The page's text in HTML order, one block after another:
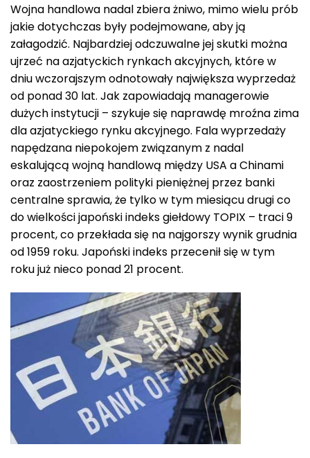
Wojna handlowa nadal zbiera żniwo, mimo wielu prób
jakie dotychczas były podejmowane, aby ją
załagodzić. Najbardziej odczuwalne jej skutki można
ujrzeć na azjatyckich rynkach akcyjnych, które w
dniu wczorajszym odnotowały największa wyprzedaż
od ponad 30 lat. Jak zapowiadają managerowie
dużych instytucji – szykuje się naprawdę mroźna zima
dla azjatyckiego rynku akcyjnego. Fala wyprzedaży
napędzana niepokojem związanym z nadal
eskalującą wojną handlową między USA a Chinami
oraz zaostrzeniem polityki pieniężnej przez banki
centralne sprawia, że tylko w tym miesiącu drugi co
do wielkości japoński indeks giełdowy TOPIX – traci 9
procent, co przekłada się na najgorszy wynik grudnia
od 1959 roku. Japoński indeks przecenił się w tym
roku już nieco ponad 21 procent.